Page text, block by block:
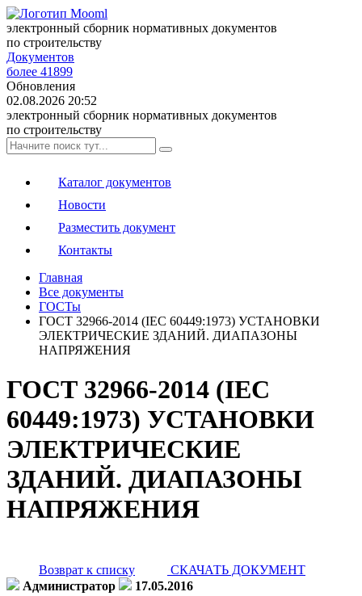
электронный сборник нормативных документов
по строительству
Документов
более 41899
Обновления
02.08.2026 20:52
электронный сборник нормативных документов
по строительству
Каталог документов
Новости
Разместить документ
Контакты
Главная
Все документы
ГОСТы
ГОСТ 32966-2014 (IEC 60449:1973) УСТАНОВКИ
ЭЛЕКТРИЧЕСКИЕ ЗДАНИЙ. ДИАПАЗОНЫ
НАПРЯЖЕНИЯ
ГОСТ 32966-2014 (IEC
60449:1973) УСТАНОВКИ
ЭЛЕКТРИЧЕСКИЕ
ЗДАНИЙ. ДИАПАЗОНЫ
НАПРЯЖЕНИЯ
Возврат к списку
СКАЧАТЬ ДОКУМЕНТ
Администратор
17.05.2016